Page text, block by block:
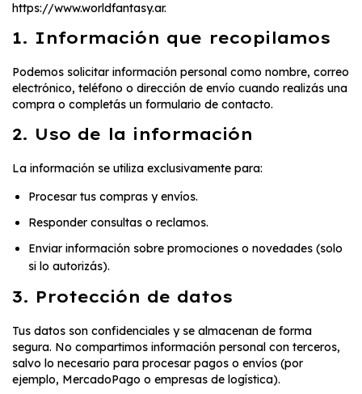
https://www.worldfantasy.ar.
1. Información que recopilamos
Podemos solicitar información personal como nombre, correo
electrónico, teléfono o dirección de envío cuando realizás una
compra o completás un formulario de contacto.
2. Uso de la información
La información se utiliza exclusivamente para:
Procesar tus compras y envíos.
Responder consultas o reclamos.
Enviar información sobre promociones o novedades (solo
si lo autorizás).
3. Protección de datos
Tus datos son confidenciales y se almacenan de forma
segura. No compartimos información personal con terceros,
salvo lo necesario para procesar pagos o envíos (por
ejemplo, MercadoPago o empresas de logística).